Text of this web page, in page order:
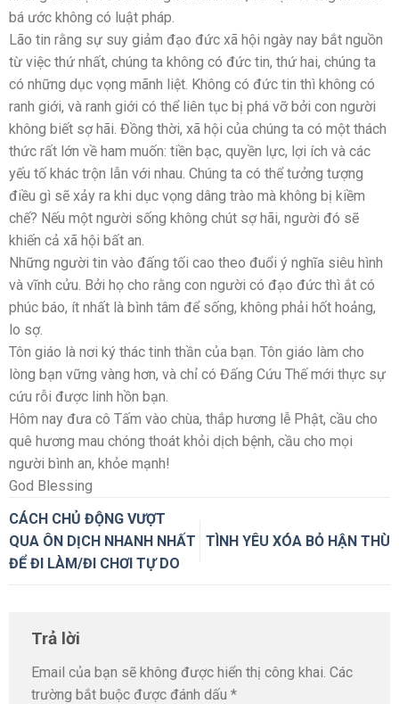
bá ước không có luật pháp.
Lão tin rằng sự suy giảm đạo đức xã hội ngày nay bắt nguồn
từ việc thứ nhất, chúng ta không có đức tin, thứ hai, chúng ta
có những dục vọng mãnh liệt. Không có đức tin thì không có
ranh giới, và ranh giới có thể liên tục bị phá vỡ bởi con người
không biết sợ hãi. Đồng thời, xã hội của chúng ta có một thách
thức rất lớn về ham muốn: tiền bạc, quyền lực, lợi ích và các
yếu tố khác trộn lẫn với nhau. Chúng ta có thể tưởng tượng
điều gì sẽ xảy ra khi dục vọng dâng trào mà không bị kiềm
chế? Nếu một người sống không chút sợ hãi, người đó sẽ
khiến cả xã hội bất an.
Những người tin vào đấng tối cao theo đuổi ý nghĩa siêu hình
và vĩnh cửu. Bởi họ cho rằng con người có đạo đức thì ắt có
phúc báo, ít nhất là bình tâm để sống, không phải hốt hoảng,
lo sợ.
Tôn giáo là nơi ký thác tinh thần của bạn. Tôn giáo làm cho
lòng bạn vững vàng hơn, và chỉ có Đấng Cứu Thế mới thực sự
cứu rỗi được linh hồn bạn.
Hôm nay đưa cô Tấm vào chùa, thắp hương lễ Phật, cầu cho
quê hương mau chóng thoát khỏi dịch bệnh, cầu cho mọi
người bình an, khỏe mạnh!
God Blessing
CÁCH CHỦ ĐỘNG VƯỢT
QUA ÔN DỊCH NHANH NHẤT
ĐỂ ĐI LÀM/ĐI CHƠI TỰ DO
TÌNH YÊU XÓA BỎ HẬN THÙ
Trả lời
Email của bạn sẽ không được hiển thị công khai. Các
trường bắt buộc được đánh dấu *